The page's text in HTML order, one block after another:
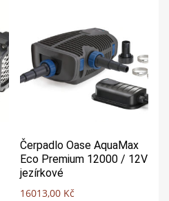
Čerpadlo Oase AquaMax
Eco Premium 12000 / 12V
jezírkové
16013,00 Kč